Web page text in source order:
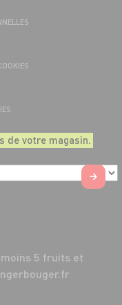
de votre magasin.
5 fruits et